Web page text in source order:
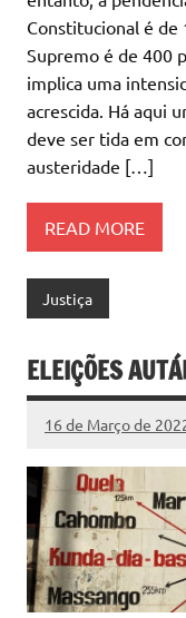
Constitucional é de
Supremo é de 400
implica uma
acrescida. Há aqui
deve ser tida em
austeridade […]
READ MORE
Justiça
ELEIÇÕES
16 de Março de